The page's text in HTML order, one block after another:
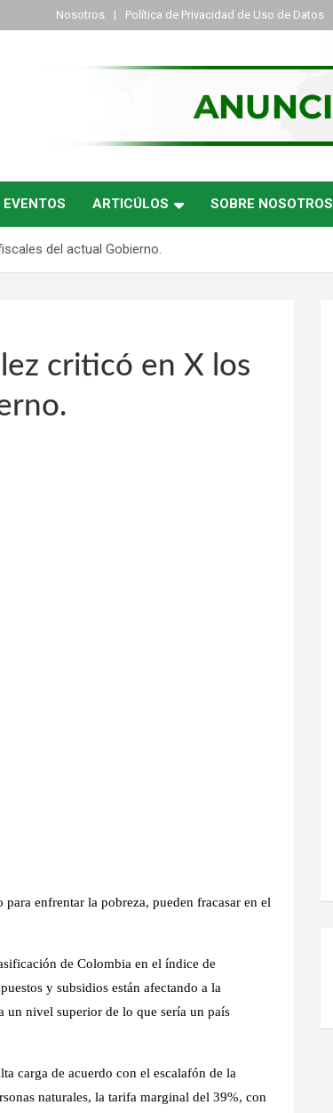
Nosotros Política de Privacidad de Uso de Datos
EVENTOS ARTICÚLOS SOBRE NOSOTROS
del actual Gobierno.
criticó en X los
enfrentar la pobreza, pueden fracasar en el
de Colombia en el índice de
y subsidios están afectando a la
un nivel superior de lo que sería un país
carga de acuerdo con el escalafón de la
naturales, la tarifa marginal del 39%, con